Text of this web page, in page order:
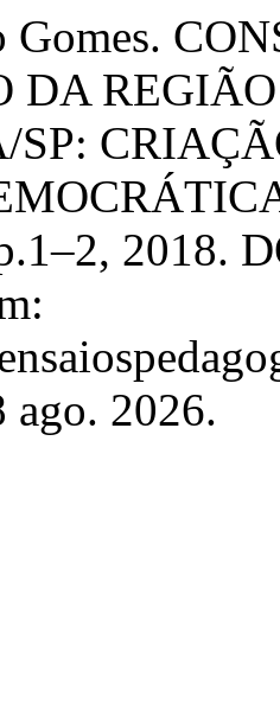
DA
SP:
2018.
ago. 2026.